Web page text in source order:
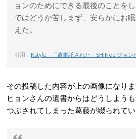
ョンのためにできる最後のことを
ではどうか苦しまず、安らかにお
えた。
引用： Kstyle – 「遺書託された」SHINee ジョ
その投稿した内容が上の画像になり
ヒョンさんの遺書からはどうしよう
つぶされてしまった葛藤が綴られてい